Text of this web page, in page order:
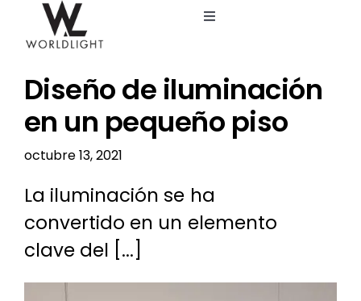
contenido
Toggle
Catálogo
Blog
Diseño de iluminación
en un pequeño piso
octubre 13, 2021
La iluminación se ha
convertido en un elemento
clave del [...]